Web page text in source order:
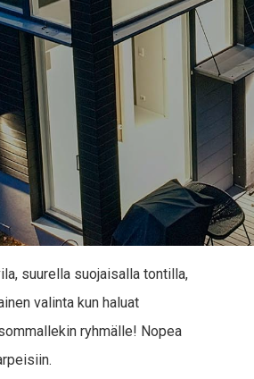
suurella suojaisalla tontilla,
valinta kun haluat
ryhmälle! Nopea